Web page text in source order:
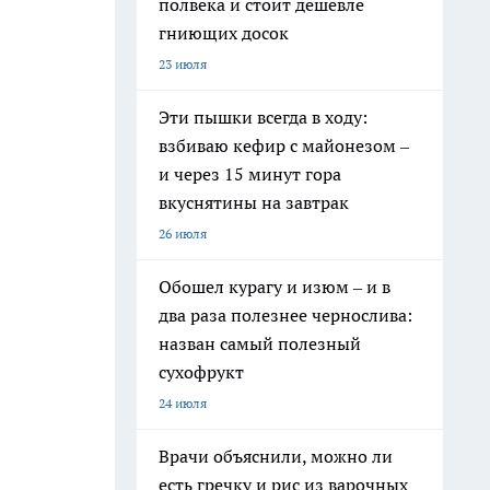
полвека и стоит дешевле
гниющих досок
23 июля
Эти пышки всегда в ходу:
взбиваю кефир с майонезом –
и через 15 минут гора
вкуснятины на завтрак
26 июля
Обошел курагу и изюм – и в
два раза полезнее чернослива:
назван самый полезный
сухофрукт
24 июля
Врачи объяснили, можно ли
есть гречку и рис из варочных